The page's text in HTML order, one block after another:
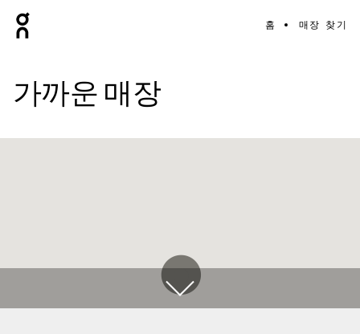
홈 매장 찾기
가까운 매장